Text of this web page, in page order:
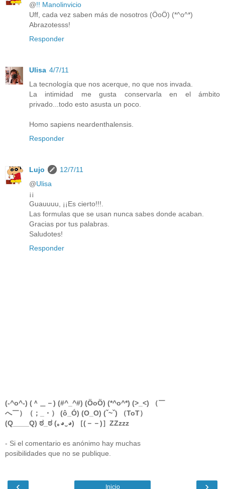
@!! Manolinvicio
Uff, cada vez saben más de nosotros (ÖoÖ) (*^o^*)
Abrazotesss!
Responder
Ulisa 4/7/11
La tecnología que nos acerque, no que nos invada.
La intimidad me gusta conservarla en el ámbito
privado...todo esto asusta un poco.
Homo sapiens neardenthalensis.
Responder
Lujo
12/7/11
@Ulisa
¡¡
Guauuuu, ¡¡Es cierto!!!.
Las formulas que se usan nunca sabes donde acaban.
Gracias por tus palabras.
Saludotes!
Responder
(-^o^-) (＾＿－) (#^_^#) (ÖoÖ) (*^o^*) (>_<) （￣
へ￣）（；_・） (ô_Ó) (O_O) (ˇ~ˇ) （ToT）
(Q____Q) ಠ_ಠ (｡◕‿◕) ［(－－)］ZZzzz
- Si el comentario es anónimo hay muchas
posibilidades que no se publique.
‹ ›
Inicio